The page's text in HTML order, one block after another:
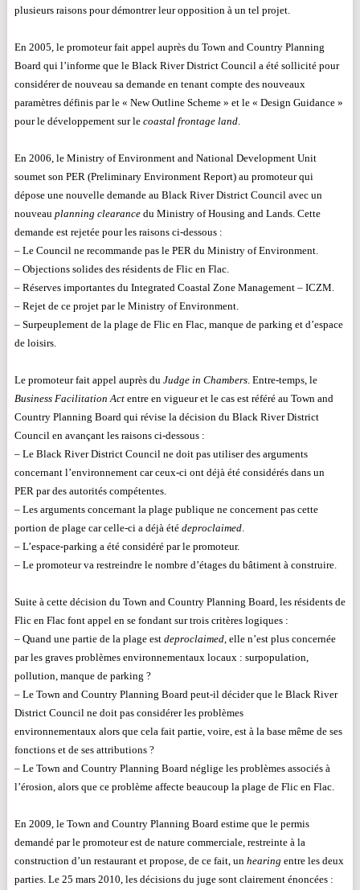
plusieurs raisons pour démontrer leur opposition à un tel projet.
En 2005, le promoteur fait appel auprès du Town and Country Planning
Board qui l’informe que le Black River District Council a été sollicité pour
considérer de nouveau sa demande en tenant compte des nouveaux
paramètres définis par le « New Outline Scheme » et le « Design Guidance »
pour le développement sur le coastal frontage land.
En 2006, le Ministry of Environment and National Development Unit
soumet son PER (Preliminary Environment Report) au promoteur qui
dépose une nouvelle demande au Black River District Council avec un
nouveau planning clearancedu Ministry of Housing and Lands. Cette
demande est rejetée pour les raisons ci-dessous :
– Le Council ne recommande pas le PER du Ministry of Environment.
– Objections solides des résidents de Flic en Flac.
– Réserves importantes du Integrated Coastal Zone Management – ICZM.
– Rejet de ce projet par le Ministry of Environment.
– Surpeuplement de la plage de Flic en Flac, manque de parking et d’espace
de loisirs.
Le promoteur fait appel auprès du Judge in Chambers. Entre-temps, le
Business Facilitation Actentre en vigueur et le cas est référé au Town and
Country Planning Board qui révise la décision du Black River District
Council en avançant les raisons ci-dessous :
– Le Black River District Council ne doit pas utiliser des arguments
concernant l’environnement car ceux-ci ont déjà été considérés dans un
PER par des autorités compétentes.
– Les arguments concernant la plage publique ne concernent pas cette
portion de plage car celle-ci a déjà été deproclaimed.
– L’espace-parking a été considéré par le promoteur.
– Le promoteur va restreindre le nombre d’étages du bâtiment à construire.
Suite à cette décision du Town and Country Planning Board, les résidents de
Flic en Flac font appel en se fondant sur trois critères logiques :
– Quand une partie de la plage est deproclaimed, elle n’est plus concernée
par les graves problèmes environnementaux locaux : surpopulation,
pollution, manque de parking ?
– Le Town and Country Planning Board peut-il décider que le Black River
District Council ne doit pas considérer les problèmes
environnementaux alors que cela fait partie, voire, est à la base même de ses
fonctions et de ses attributions ?
– Le Town and Country Planning Board néglige les problèmes associés à
l’érosion, alors que ce problème affecte beaucoup la plage de Flic en Flac.
En 2009, le Town and Country Planning Board estime que le permis
demandé par le promoteur est de nature commerciale, restreinte à la
construction d’un restaurant et propose, de ce fait, un hearing entre les deux
parties. Le 25 mars 2010, les décisions du juge sont clairement énoncées :